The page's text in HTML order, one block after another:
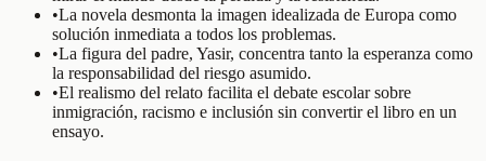
•La novela desmonta la imagen idealizada de Europa como
solución inmediata a todos los problemas.
•La figura del padre, Yasir, concentra tanto la esperanza como
la responsabilidad del riesgo asumido.
•El realismo del relato facilita el debate escolar sobre
inmigración, racismo e inclusión sin convertir el libro en un
ensayo.